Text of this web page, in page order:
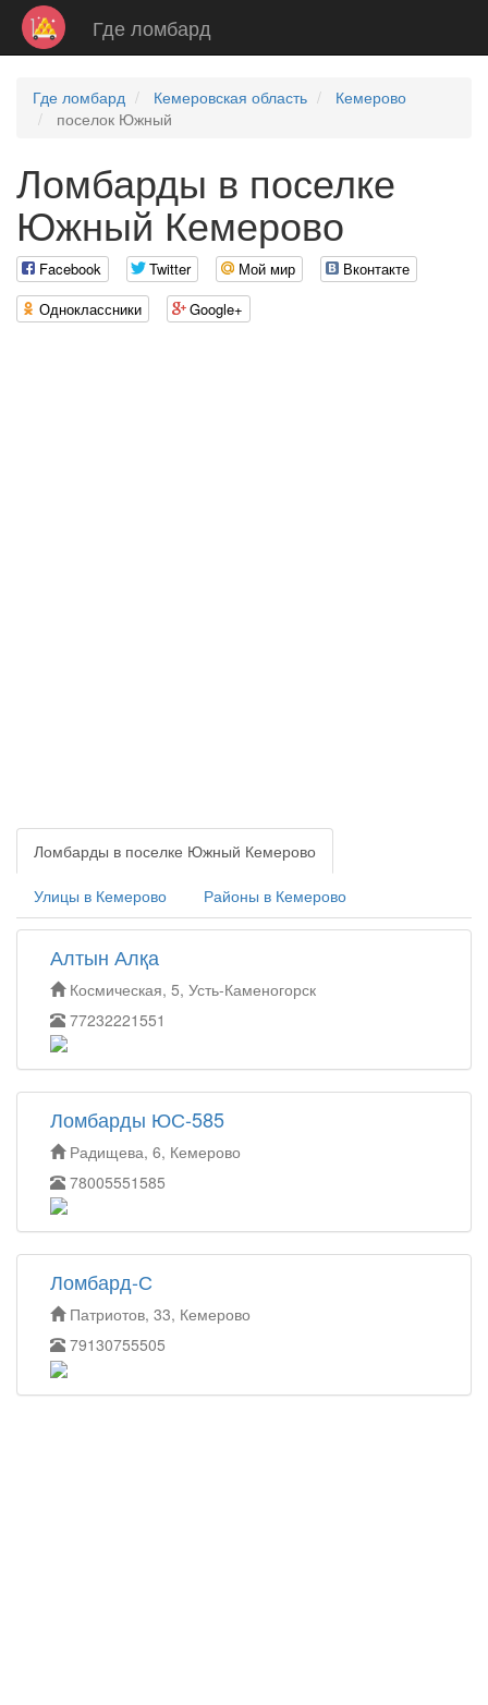
Где ломбард
Где ломбард Кемеровская область
Кемерово
поселок Южный
Ломбарды в поселке
Южный Кемерово
Facebook Twitter Мой мир
Вконтакте
Одноклассники
Google+
Ломбарды в поселке Южный Кемерово
Улицы в Кемерово Районы в Кемерово
Алтын Алқа
Космическая, 5, Усть-Каменогорск
77232221551
Ломбарды ЮС-585
Радищева, 6, Кемерово
78005551585
Ломбард-С
Патриотов, 33, Кемерово
79130755505